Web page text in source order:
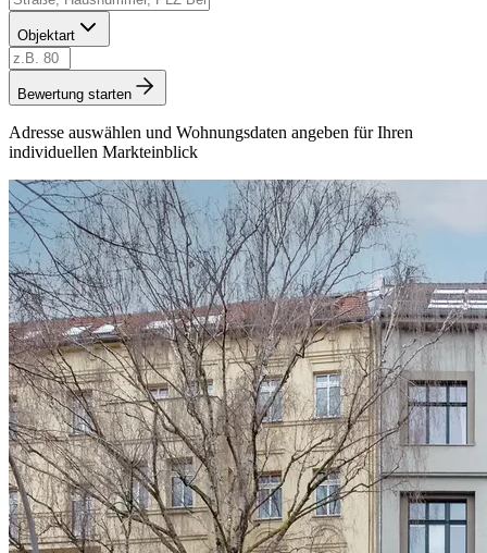
Objektart
Bewertung starten
Adresse auswählen und Wohnungsdaten angeben für Ihren
individuellen Markteinblick